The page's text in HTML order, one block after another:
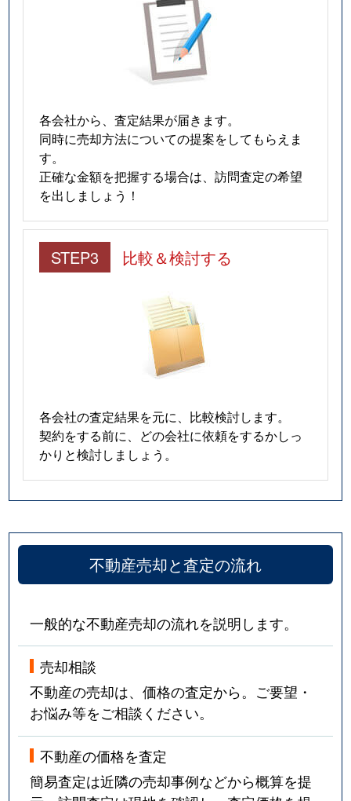
各会社から、査定結果が届きます。
同時に売却方法についての提案をしてもらえま
す。
正確な金額を把握する場合は、訪問査定の希望
を出しましょう！
STEP3 比較＆検討する
各会社の査定結果を元に、比較検討します。
契約をする前に、どの会社に依頼をするかしっ
かりと検討しましょう。
不動産売却と査定の流れ
一般的な不動産売却の流れを説明します。
売却相談
不動産の売却は、価格の査定から。ご要望・
お悩み等をご相談ください。
不動産の価格を査定
簡易査定は近隣の売却事例などから概算を提